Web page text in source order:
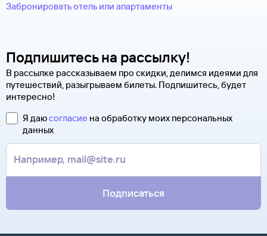
Забронировать отель или апартаменты
Подпишитесь на рассылку!
В рассылке рассказываем про скидки, делимся идеями для
путешествий, разыгрываем билеты. Подпишитесь, будет
интересно!
Я даюсогласие на обработку моих персональных
данных
Подписаться